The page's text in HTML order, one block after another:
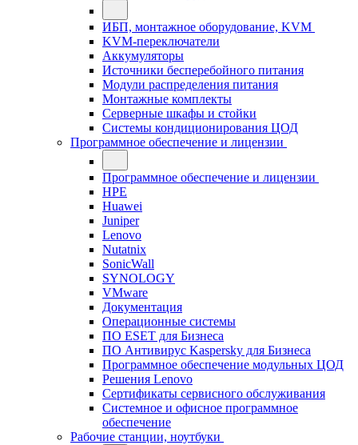
ИБП, монтажное оборудование, KVM
KVM-переключатели
Аккумуляторы
Источники бесперебойного питания
Модули распределения питания
Монтажные комплекты
Серверные шкафы и стойки
Системы кондиционирования ЦОД
Программное обеспечение и лицензии
Программное обеспечение и лицензии
HPE
Huawei
Juniper
Lenovo
Nutatnix
SonicWall
SYNOLOGY
VMware
Документация
Операционные системы
ПО ESET для Бизнеса
ПО Антивирус Kaspersky для Бизнеса
Программное обеспечение модульных ЦОД
Решения Lenovo
Сертификаты сервисного обслуживания
Системное и офисное программное
обеспечение
Рабочие станции, ноутбуки